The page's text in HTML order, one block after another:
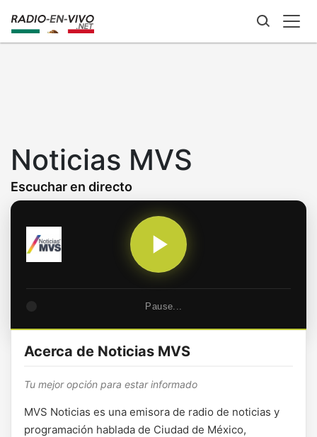
main
Noticias MVS
Escuchar en directo
Pause...
Acerca de Noticias MVS
Tu mejor opción para estar informado
MVS Noticias es una emisora de radio de noticias y
programación hablada de Ciudad de México,